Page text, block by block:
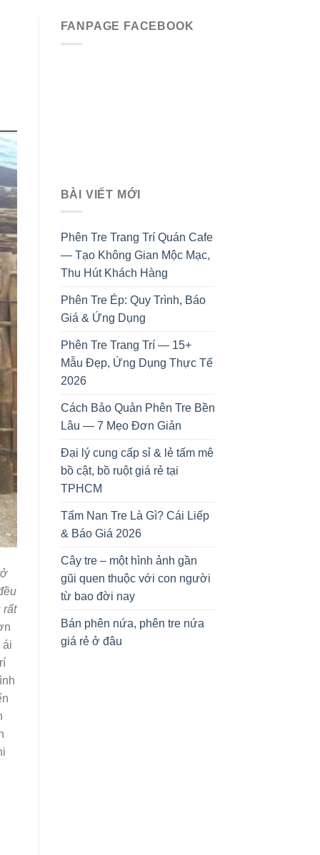
rất
ái
FANPAGE FACEBOOK
BÀI VIẾT MỚI
Phên Tre Trang Trí Quán Cafe
— Tạo Không Gian Mộc Mạc,
Thu Hút Khách Hàng
Phên Tre Ép: Quy Trình, Báo
Giá & Ứng Dụng
Phên Tre Trang Trí — 15+
Mẫu Đẹp, Ứng Dụng Thực Tế
2026
Cách Bảo Quản Phên Tre Bền
Lâu — 7 Mẹo Đơn Giản
Đại lý cung cấp sỉ & lẻ tấm mê
bồ cật, bồ ruột giá rẻ tại
TPHCM
Tấm Nan Tre Là Gì? Cái Liếp
& Báo Giá 2026
Cây tre – một hình ảnh gần
gũi quen thuộc với con người
từ bao đời nay
Bán phên nứa, phên tre nứa
giá rẻ ở đâu